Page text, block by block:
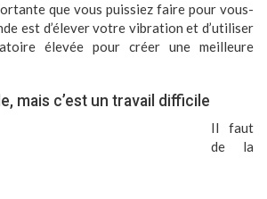
que vous puissiez faire pour vous-
est d’élever votre vibration et d’utiliser
élevée pour créer une meilleure
mais c’est un travail difficile
Il faut
de la